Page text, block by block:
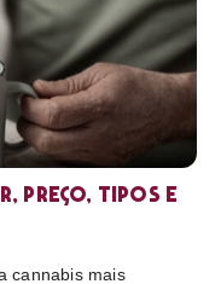
preço, tipos e
cannabis mais